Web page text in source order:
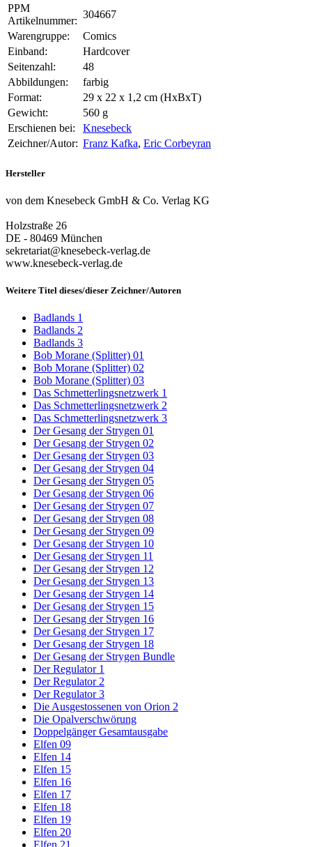
PPM
Artikelnummer:
304667
Warengruppe:
Comics
Einband:
Hardcover
Seitenzahl:
48
Abbildungen:
farbig
Format:
29 x 22 x 1,2 cm (HxBxT)
Gewicht:
560 g
Erschienen bei:
Knesebeck
Zeichner/Autor: Franz Kafka, Eric Corbeyran
Hersteller
von dem Knesebeck GmbH & Co. Verlag KG
Holzstraße 26
DE - 80469 München
sekretariat@knesebeck-verlag.de
www.knesebeck-verlag.de
Weitere Titel dieses/dieser Zeichner/Autoren
Badlands 1
Badlands 2
Badlands 3
Bob Morane (Splitter) 01
Bob Morane (Splitter) 02
Bob Morane (Splitter) 03
Das Schmetterlingsnetzwerk 1
Das Schmetterlingsnetzwerk 2
Das Schmetterlingsnetzwerk 3
Der Gesang der Strygen 01
Der Gesang der Strygen 02
Der Gesang der Strygen 03
Der Gesang der Strygen 04
Der Gesang der Strygen 05
Der Gesang der Strygen 06
Der Gesang der Strygen 07
Der Gesang der Strygen 08
Der Gesang der Strygen 09
Der Gesang der Strygen 10
Der Gesang der Strygen 11
Der Gesang der Strygen 12
Der Gesang der Strygen 13
Der Gesang der Strygen 14
Der Gesang der Strygen 15
Der Gesang der Strygen 16
Der Gesang der Strygen 17
Der Gesang der Strygen 18
Der Gesang der Strygen Bundle
Der Regulator 1
Der Regulator 2
Der Regulator 3
Die Ausgestossenen von Orion 2
Die Opalverschwörung
Doppelgänger Gesamtausgabe
Elfen 09
Elfen 14
Elfen 15
Elfen 16
Elfen 17
Elfen 18
Elfen 19
Elfen 20
Elfen 21